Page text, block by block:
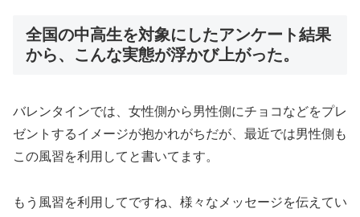
全国の中高生を対象にしたアンケート結果
から、こんな実態が浮かび上がった。
バレンタインでは、女性側から男性側にチョコなどをプレ
ゼントするイメージが抱かれがちだが、最近では男性側も
この風習を利用してと書いてます。
もう風習を利用してですね、様々なメッセージを伝えてい